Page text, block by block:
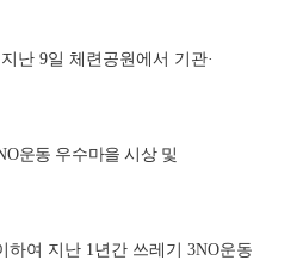
난 9일 체련공원에서 기관·
운동 우수마을 시상 및
하여 지난 1년간 쓰레기 3NO운동